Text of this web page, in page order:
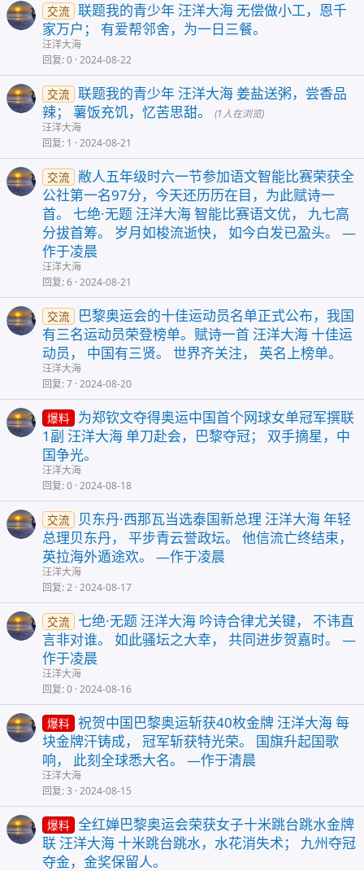
交流 联题我的青少年 汪洋大海 无偿做小工，恩千
家万户； 有爱帮邻舍，为一日三餐。
汪洋大海
回复 0 2024-08-22
交流 联题我的青少年 汪洋大海 姜盐送粥，尝香品
辣； 薯饭充饥，忆苦思甜。
(1人在浏览)
汪洋大海
回复 1 2024-08-21
交流
敝人五年级时六一节参加语文智能比赛荣获全
公社第一名97分，今天还历历在目，为此赋诗一
首。 七绝·无题 汪洋大海 智能比赛语文优， 九七高
分拔首筹。 岁月如梭流逝快， 如今白发已盈头。 —
作于凌晨
汪洋大海
回复 6 2024-08-21
交流
巴黎奥运会的十佳运动员名单正式公布，我国
有三名运动员荣登榜单。赋诗一首 汪洋大海 十佳运
动员， 中国有三贤。 世界齐关注， 英名上榜单。
汪洋大海
回复 7 2024-08-20
爆料
为郑钦文夺得奥运中国首个网球女单冠军撰联
1副 汪洋大海 单刀赴会，巴黎夺冠； 双手摘星，中
国争光。
汪洋大海
回复 0 2024-08-18
交流
贝东丹·西那瓦当选泰国新总理 汪洋大海 年轻
总理贝东丹， 平步青云誉政坛。 他信流亡终结束，
英拉海外遁途欢。 —作于凌晨
汪洋大海
回复 2 2024-08-17
交流
七绝·无题 汪洋大海 吟诗合律尤关键， 不讳直
言非对谁。 如此骚坛之大幸， 共同进步贺嘉时。 —
作于凌晨
汪洋大海
回复 0 2024-08-16
爆料 祝贺中国巴黎奥运斩获40枚金牌 汪洋大海 每
块金牌汗铸成， 冠军斩获特光荣。 国旗升起国歌
响， 此刻全球悉大名。 —作于清晨
汪洋大海
回复 3 2024-08-15
爆料 全红婵巴黎奥运会荣获女子十米跳台跳水金牌
联 汪洋大海 十米跳台跳水，水花消失术； 九州夺冠
夺金，金奖保留人。